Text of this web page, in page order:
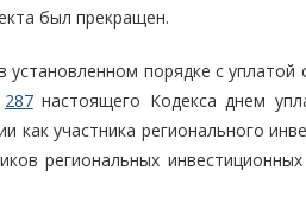
был прекращен.
порядке с уплатой
287настоящего Кодекса днем
как участника регионального
региональных